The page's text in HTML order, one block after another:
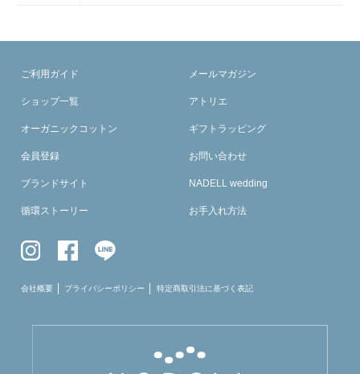
ご利用ガイド
ショップ一覧
オーガニックコットン
会員登録
ブランドサイト
循環ストーリー
メールマガジン
アトリエ
ギフトラッピング
お問い合わせ
NADELL wedding
お手入れ方法
会社概要 プライバシーポリシー 特定商取引法に基づく表記